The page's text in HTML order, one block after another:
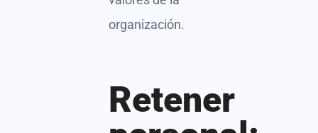
organización.
Retener